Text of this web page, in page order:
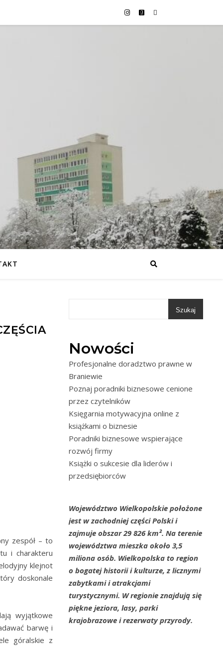
zespół – to
i charakteru
klejnot
doskonale
wyjątkowe
barwę i
góralskie z
Szukaj
Nowości
Profesjonalne doradztwo prawne w
Braniewie
Poznaj poradniki biznesowe cenione
przez czytelników
Księgarnia motywacyjna online z
książkami o biznesie
Poradniki biznesowe wspierające
rozwój firmy
Książki o sukcesie dla liderów i
przedsiębiorców
Województwo Wielkopolskie położone
jest w zachodniej części Polski i
zajmuje obszar 29 826 km². Na terenie
województwa mieszka około 3,5
miliona osób. Wielkopolska to region
o bogatej historii i kulturze, z licznymi
zabytkami i atrakcjami
turystycznymi. W regionie znajdują się
piękne jeziora, lasy, parki
krajobrazowe i rezerwaty przyrody.